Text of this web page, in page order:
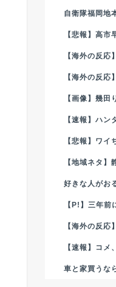
自衛隊福岡地
【悲報】高市
【海外の反
【海外の反
【画像】幾
【速報】ハ
【悲報】ワ
【地域ネタ】
好きな人がお
【P!】三年
【海外の反
【速報】コメ
車と家買うな